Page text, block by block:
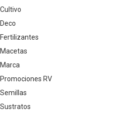
Cultivo
Deco
Fertilizantes
Macetas
Marca
Promociones RV
Semillas
Sustratos